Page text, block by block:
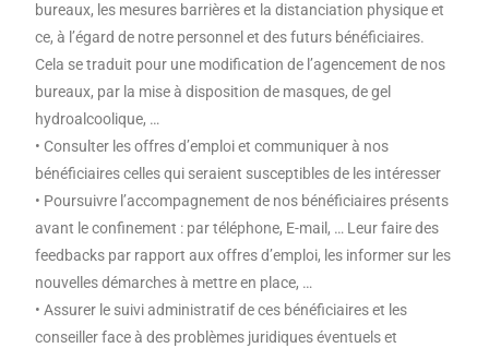
bureaux, les mesures barrières et la distanciation physique et
ce, à l’égard de notre personnel et des futurs bénéficiaires.
Cela se traduit pour une modification de l’agencement de nos
bureaux, par la mise à disposition de masques, de gel
hydroalcoolique, …
• Consulter les offres d’emploi et communiquer à nos
bénéficiaires celles qui seraient susceptibles de les intéresser
• Poursuivre l’accompagnement de nos bénéficiaires présents
avant le confinement : par téléphone, E-mail, … Leur faire des
feedbacks par rapport aux offres d’emploi, les informer sur les
nouvelles démarches à mettre en place, …
• Assurer le suivi administratif de ces bénéficiaires et les
conseiller face à des problèmes juridiques éventuels et